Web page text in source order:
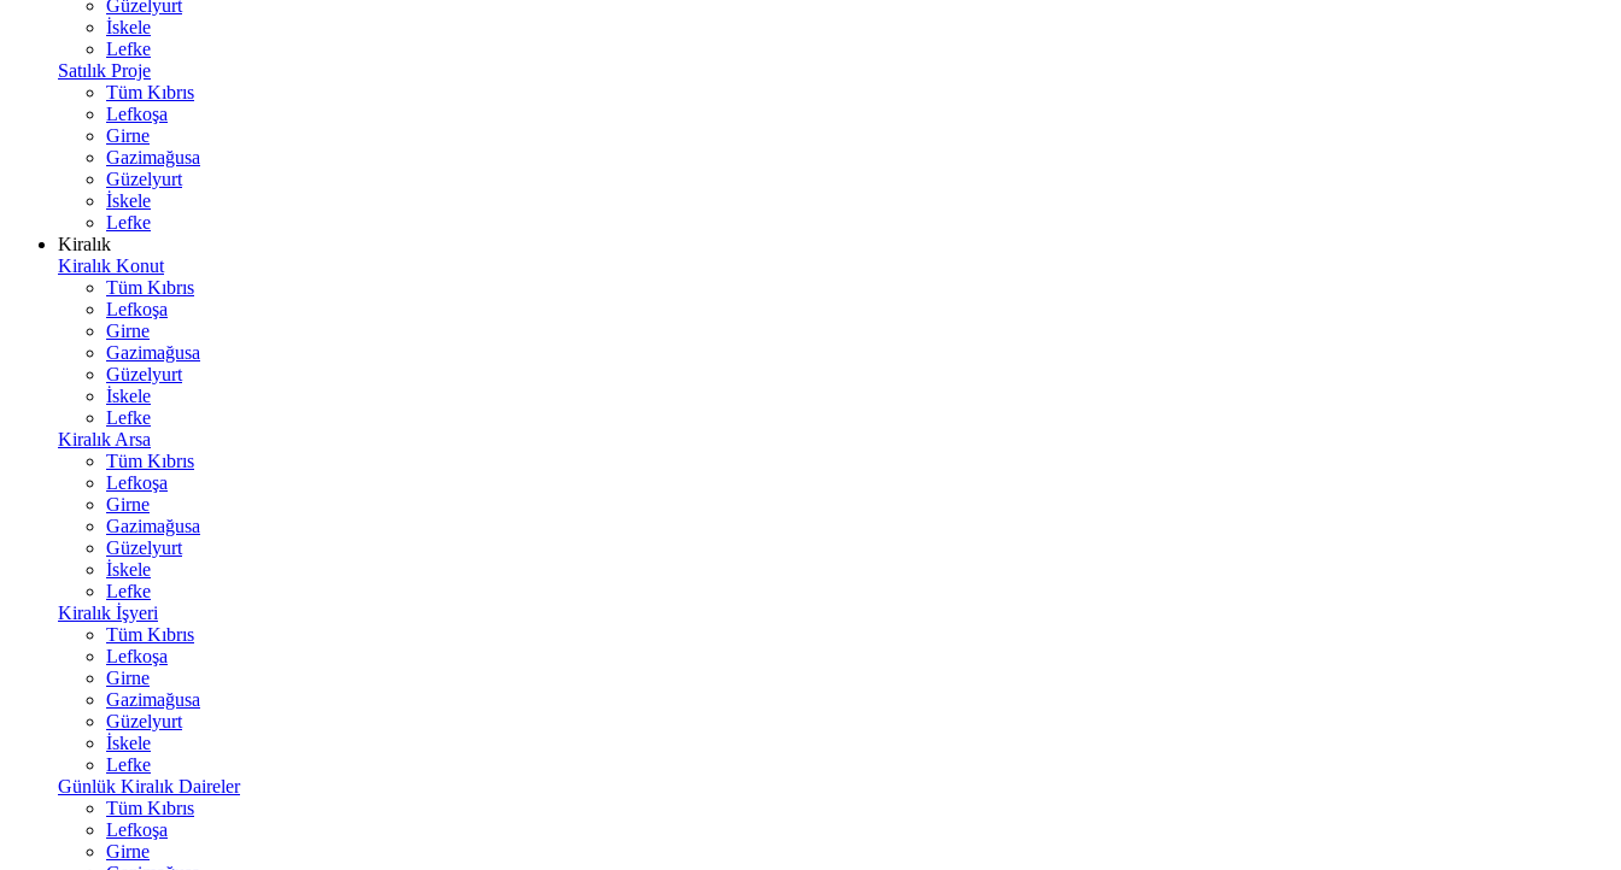
Güzelyurt
İskele
Lefke
Satılık Proje
Tüm Kıbrıs
Lefkoşa
Girne
Gazimağusa
Güzelyurt
İskele
Lefke
Kiralık
Kiralık Konut
Tüm Kıbrıs
Lefkoşa
Girne
Gazimağusa
Güzelyurt
İskele
Lefke
Kiralık Arsa
Tüm Kıbrıs
Lefkoşa
Girne
Gazimağusa
Güzelyurt
İskele
Lefke
Kiralık İşyeri
Tüm Kıbrıs
Lefkoşa
Girne
Gazimağusa
Güzelyurt
İskele
Lefke
Günlük Kiralık Daireler
Tüm Kıbrıs
Lefkoşa
Girne